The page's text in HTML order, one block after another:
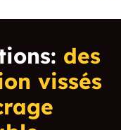
des
vissés